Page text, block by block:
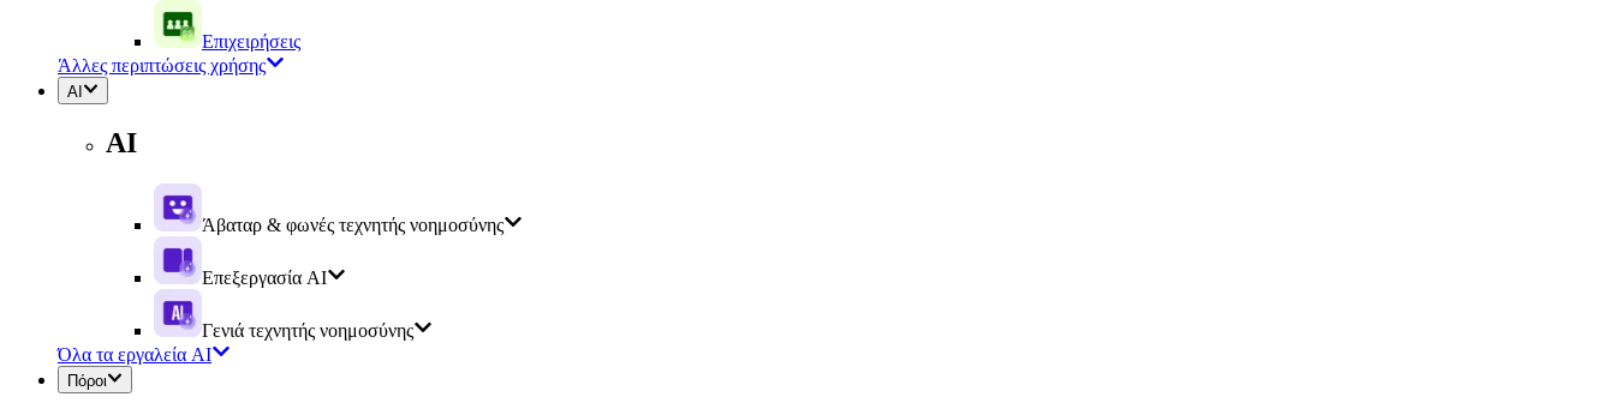
Επιχειρήσεις
Άλλες περιπτώσεις χρήσης
AI
AI
Άβαταρ & φωνές τεχνητής νοημοσύνης
Επεξεργασία AI
Γενιά τεχνητής νοημοσύνης
Όλα τα εργαλεία AI
Πόροι